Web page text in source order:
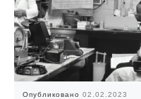
Опубликовано 02.02.2023